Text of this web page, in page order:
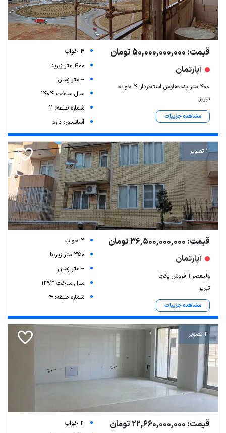
قیمت: 50,000,000,000 تومان
آپارتمان
400 متر پنت‌هاوس استخردار 4 خوابه
تبریز
مشاهده جزییات
4 خواب
400 متر زیربنا
-- متر زمین
سال ساخت 1404
شماره طبقه: 11
آسانسور: دارد
1 تصویر
قیمت: 36,500,000,000 تومان
آپارتمان
ولیعصر۲ فروش یکجا
تبریز
مشاهده جزییات
2 خواب
350 متر زیربنا
-- متر زمین
سال ساخت 1393
شماره طبقه: 4
2 تصویر
قیمت: 22,660,000,000 تومان
3 خواب